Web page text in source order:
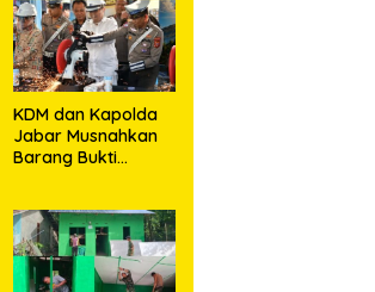
Harapan Hidup Bagi
Yang
Membutuhkan
KDM dan Kapolda
Jabar Musnahkan
Barang Bukti
Brong dan
Tramadol